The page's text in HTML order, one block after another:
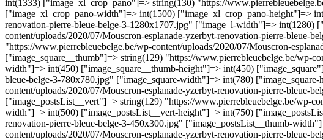
int(1333) ["image_xl_crop_pano"]=> string(130) "https://
["image_xl_crop_pano-width"]=> int(1500) ["image_xl_crop_pano-height"]=>
renovation-pierre-bleue-belge-3-1280x1707.jpg" ["image_l-width"]=>
content/uploads/2020/07/Mouscron-esplanade-yzerbyt-renovation-pierre-
"https://www.pierrebleuebelge.be/wp-content/uploads/2020/07/Mouscron-
["image_square__thumb"]=> string(129) "https://www.pierrebleuebelge.be/wp-
width"]=> int(450) ["image_square__thumb-height"]=> int(450)
bleue-belge-3-780x780.jpg" ["image_square-width"]=> int(780)
content/uploads/2020/07/Mouscron-esplanade-yzerbyt-renovation-pierre-
["image_postsList__vert"]=> string(129) "https://www.pierrebleuebelge.be/wp-
width"]=> int(500) ["image_postsList__vert-height"]=> int(750)
renovation-pierre-bleue-belge-3-450x300.jpg" ["image_postsList__thumb-
content/uploads/2020/07/Mouscron-esplanade-yzerbyt-renovation-pierre-